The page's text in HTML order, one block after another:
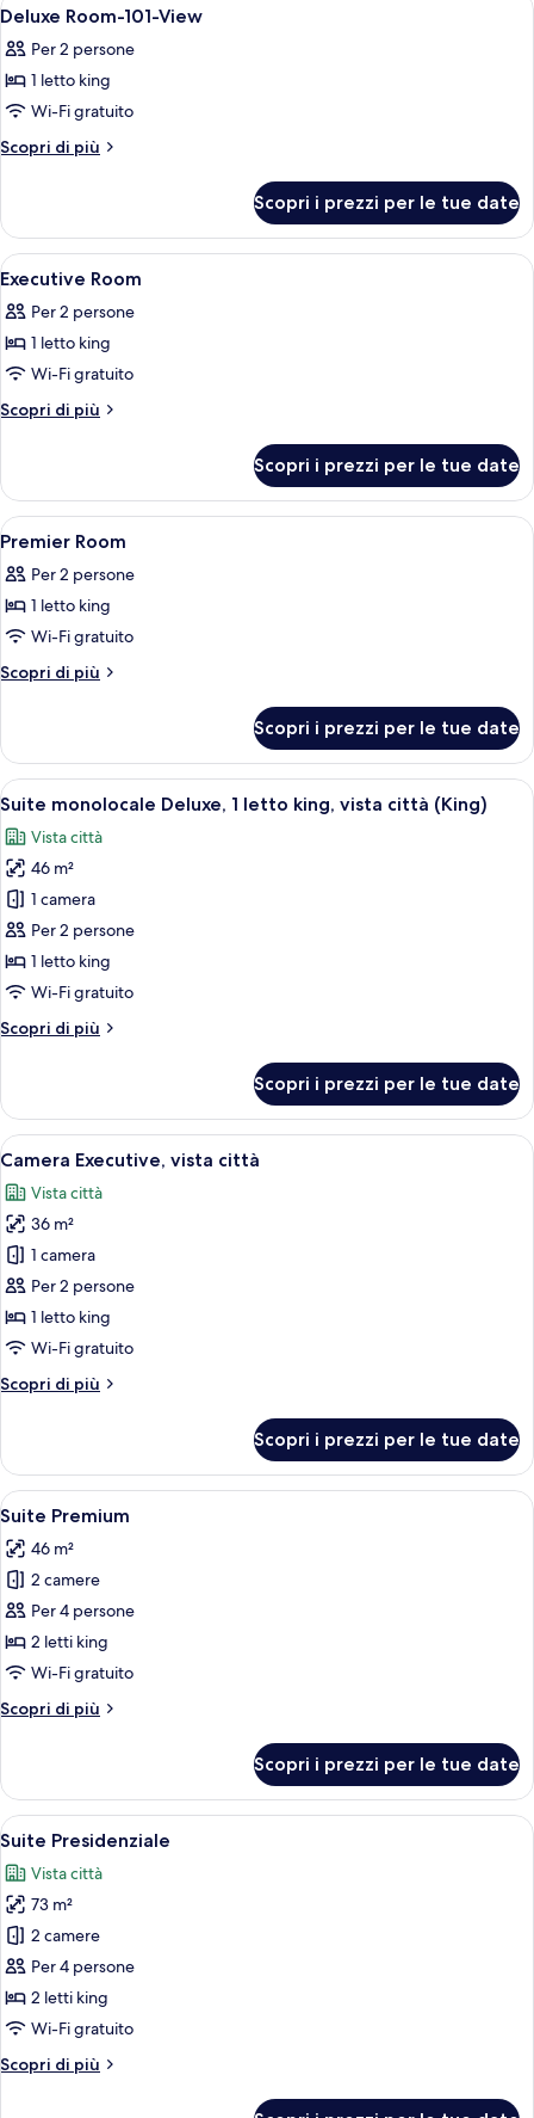
città
tutte
le
foto
per
Deluxe
View
8
Deluxe Room-101-View
Per 2 persone
1 letto king
Wi-Fi gratuito
Scopri di più
Altri
Room-
101-
View
Scopri i prezzi per le tue date
Apri
tutte
le
foto
per
Executive
Camera d'albergo con un letto
8
Executive Room
Per 2 persone
1 letto king
Wi-Fi gratuito
Scopri di più
Altri
Room
Scopri i prezzi per le tue date
Apri
tutte
le
foto
per
Premier
Biancheria da letto ipoallergenica,
5
Premier Room
Per 2 persone
1 letto king
Wi-Fi gratuito
Scopri di più
Altri
Room
Scopri i prezzi per le tue date
Apri
tutte
le
foto
per
Suite
monolocale
Deluxe,
letto
città
(King)
Camera d'albergo moderna con un
4
Suite monolocale Deluxe, 1 letto king, vista città (King)
Vista città
46 m²
1 camera
Per 2 persone
1 letto king
Wi-Fi gratuito
Scopri di più
Altri
monolocale
Deluxe,
1
king,
vista
città
(King)
Scopri i prezzi per le tue date
Apri
tutte
le
foto
per
Camera
Executive,
vista
Una camera d'albergo con un letto
4
Camera Executive, vista città
Vista città
36 m²
1 camera
Per 2 persone
1 letto king
Wi-Fi gratuito
Scopri di più
Altri
Executive,
vista
città
Scopri i prezzi per le tue date
Apri
tutte
le
foto
per
Suite
Premium
Camera d'albergo moderna con
5
Suite Premium
46 m²
2 camere
Per 4 persone
2 letti king
Wi-Fi gratuito
Scopri di più
Altri
Premium
Scopri i prezzi per le tue date
Apri
tutte
le
foto
per
Suite
Presidenziale
Un soggiorno moderno con un
5
Suite Presidenziale
Vista città
73 m²
2 camere
Per 4 persone
2 letti king
Wi-Fi gratuito
Scopri di più
Altri